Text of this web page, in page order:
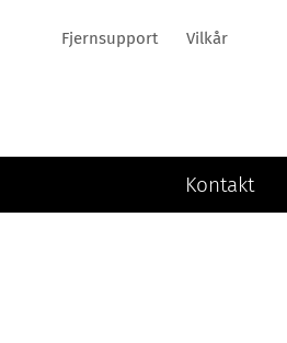
Fjernsupport Vilkår
Kontakt